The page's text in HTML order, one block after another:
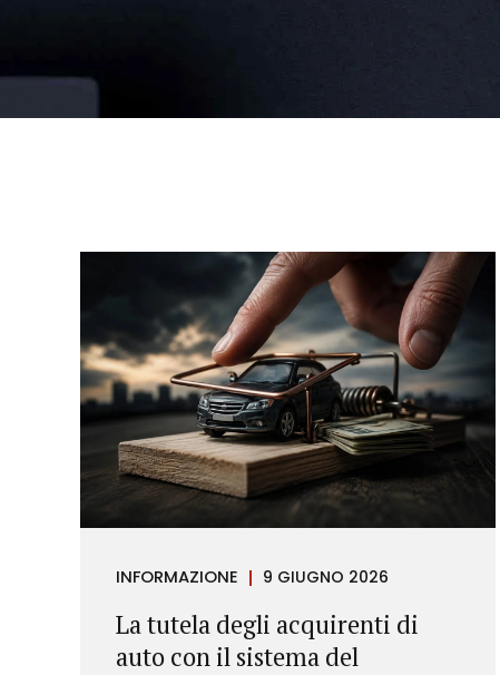
INFORMAZIONE 9 GIUGNO 2026
La tutela degli acquirenti di
auto con il sistema del